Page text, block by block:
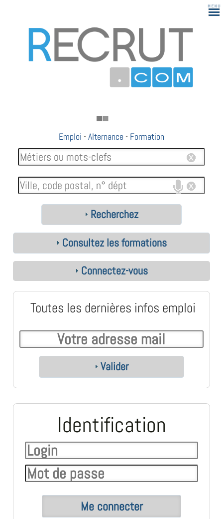
Emploi -Alternance - Formation
Recherchez
Consultez les formations
Connectez-vous
Toutes les dernières infos emploi
Valider
Identification